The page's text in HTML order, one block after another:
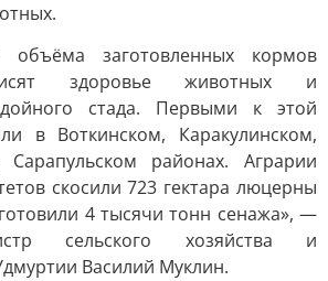
заготовленных кормов
здоровье животных и
дойного стада. Первыми к этой
в Воткинском, Каракулинском,
Сарапульском районах. Аграрии
скосили 723 гектара люцерны
4 тысячи тонн сенажа», —
сельского хозяйства и
Василий Муклин.